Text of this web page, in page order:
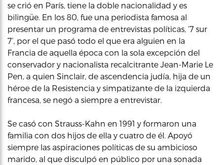
se crió en París, tiene la doble nacionalidad y es
bilingüe. En los 80, fue una periodista famosa al
presentar un programa de entrevistas políticas, ‘7 sur
7’, por el que pasó todo el que era alguien en la
Francia de aquella época con la sola excepción del
conservador y nacionalista recalcitrante Jean-Marie Le
Pen, a quien Sinclair, de ascendencia judía, hija de un
héroe de la Resistencia y simpatizante de la izquierda
francesa, se negó a siempre a entrevistar.
Se casó con Strauss-Kahn en 1991 y formaron una
familia con dos hijos de ella y cuatro de él. Apoyó
siempre las aspiraciones políticas de su ambicioso
marido, al que disculpó en público por una sonada